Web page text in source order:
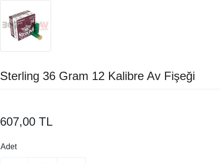
Sterling 36 Gram 12 Kalibre Av Fişeği
607,00 TL
Adet